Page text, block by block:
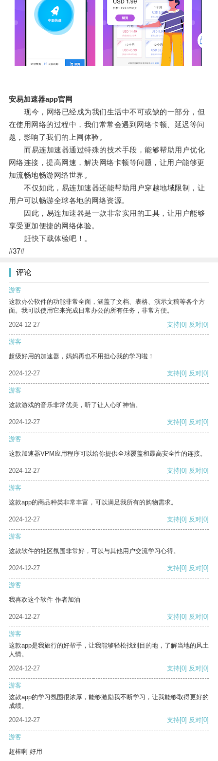
安易加速器app官网
现今，网络已经成为我们生活中不可或缺的一部分，但
在使用网络的过程中，我们常常会遇到网络卡顿、延迟等问
题，影响了我们的上网体验。
而易连加速器通过特殊的技术手段，能够帮助用户优化
网络连接，提高网速，解决网络卡顿等问题，让用户能够更
加流畅地畅游网络世界。
不仅如此，易连加速器还能帮助用户穿越地域限制，让
用户可以畅游全球各地的网络资源。
因此，易连加速器是一款非常实用的工具，让用户能够
享受更加便捷的网络体验。
赶快下载体验吧！。
#37#
评论
游客
这款办公软件的功能非常全面，涵盖了文档、表格、演示文稿等各个方
面。我可以使用它来完成日常办公的所有任务，非常方便。
2024-12-27
支持[0] 反对[0]
游客
超级好用的加速器，妈妈再也不用担心我的学习啦！
2024-12-27 支持[0] 反对[0]
游客
这款游戏的音乐非常优美，听了让人心旷神怡。
2024-12-27 支持[0] 反对[0]
游客
这款加速器VPM应用程序可以给你提供全球覆盖和最高安全性的连接。
2024-12-27 支持[0] 反对[0]
游客
这款app的商品种类非常丰富，可以满足我所有的购物需求。
2024-12-27 支持[0] 反对[0]
游客
这款软件的社区氛围非常好，可以与其他用户交流学习心得。
2024-12-27 支持[0] 反对[0]
游客
我喜欢这个软件 作者加油
2024-12-27 支持[0] 反对[0]
游客
这款app是我旅行的好帮手，让我能够轻松找到目的地，了解当地的风土
人情。
2024-12-27
支持[0] 反对[0]
游客
这款app的学习氛围很浓厚，能够激励我不断学习，让我能够取得更好的
成绩。
2024-12-27
支持[0] 反对[0]
游客
超棒啊 好用